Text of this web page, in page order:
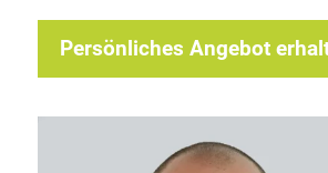
Persönliches Angebot